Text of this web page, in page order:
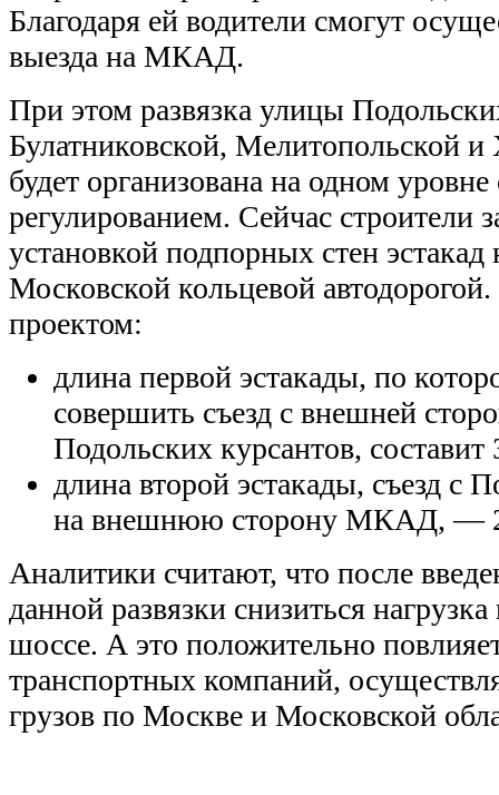
Благодаря ей водители смогут
выезда на МКАД.
При этом развязка улицы
Булатниковской, Мелитопольской
будет организована на одном
регулированием. Сейчас строители
установкой подпорных стен эстакад
Московской кольцевой
проектом:
длина первой эстакады, по
совершить съезд с внешней
Подольских курсантов, составит
длина второй эстакады, съезд с
на внешнюю сторону МКАД, —
Аналитики считают, что после
данной развязки снизиться
шоссе. А это положительно
транспортных компаний,
грузов по Москве и Московской